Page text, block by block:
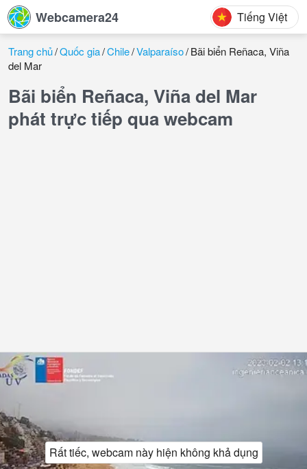
Webcamera24 Tiếng Việt
Trang chủ Quốc gia Chile Valparaíso Bãi biển Reñaca, Viña
del Mar
Bãi biển Reñaca, Viña del Mar
phát trực tiếp qua webcam
Rất tiếc, webcam này hiện không khả dụng